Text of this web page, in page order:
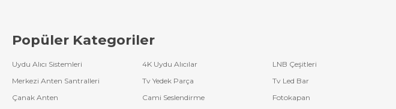
Popüler Kategoriler
Uydu Alıcı Sistemleri 4K Uydu Alıcılar LNB Çeşitleri
Merkezi Anten Santralleri
Tv Yedek Parça Tv Led Bar
Çanak Anten
Cami Seslendirme Fotokapan